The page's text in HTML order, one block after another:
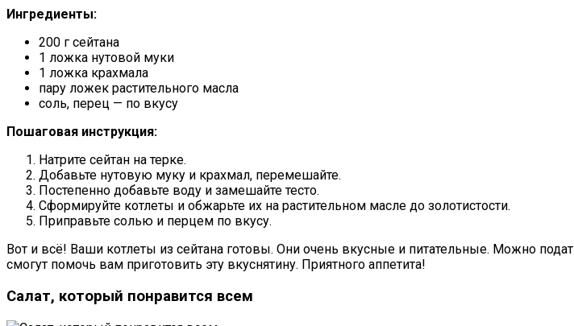
Ингредиенты:
200 г сейтана
1 ложка нутовой муки
1 ложка крахмала
пару ложек растительного масла
соль, перец — по вкусу
Пошаговая инструкция:
Натрите сейтан на терке.
Добавьте нутовую муку и крахмал, перемешайте.
Постепенно добавьте воду и замешайте тесто.
Сформируйте котлеты и обжарьте их на растительном масле до золотистости.
Приправьте солью и перцем по вкусу.
Вот и всё! Ваши котлеты из сейтана готовы. Они очень вкусные и питательные. Можно
смогут помочь вам приготовить эту вкуснятину. Приятного аппетита!
Салат, который понравится всем